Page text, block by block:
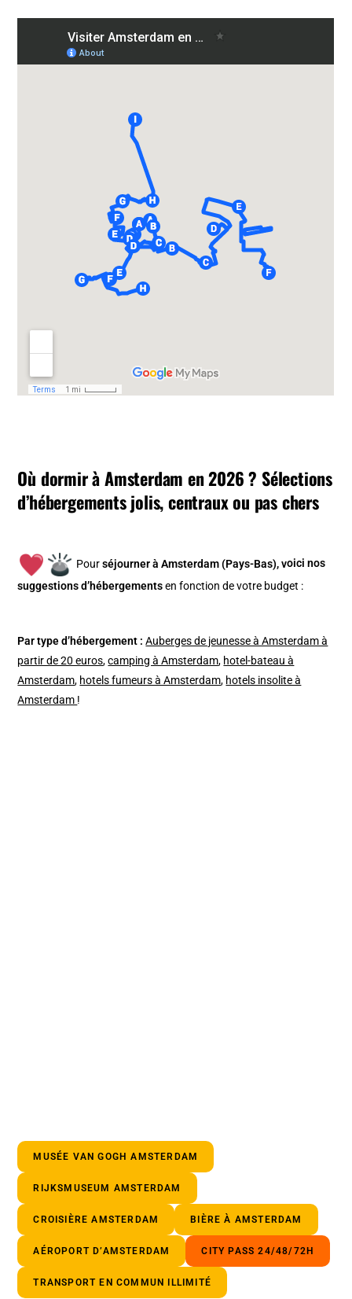
Où dormir à Amsterdam en 2026 ? Sélections
d’hébergements jolis, centraux ou pas chers
Pourséjourner à Amsterdam (Pays-Bas), voici nos
suggestions d’hébergements en fonction de votre budget :
Par type d’hébergement : Auberges de jeunesse à Amsterdam à
partir de 20 euros,camping à Amsterdam, hotel-bateau à
Amsterdam, hotels fumeurs à Amsterdam, hotels insolite à
Amsterdam !
MUSÉE VAN GOGH AMSTERDAM
RIJKSMUSEUM AMSTERDAM
CROISIÈRE AMSTERDAM BIÈRE À AMSTERDAM
AÉROPORT D’AMSTERDAM CITY PASS 24/48/72H
TRANSPORT EN COMMUN ILLIMITÉ